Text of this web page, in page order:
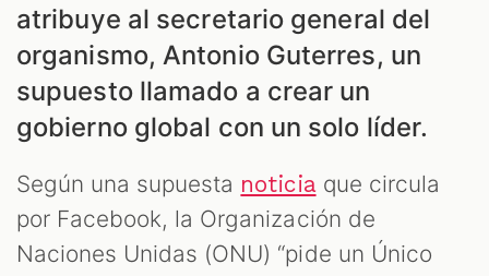
atribuye al secretario general del
organismo, Antonio Guterres, un
supuesto llamado a crear un
gobierno global con un solo líder.
Según una supuesta noticiaque circula
por Facebook, la Organización de
Naciones Unidas (ONU) “pide un Único